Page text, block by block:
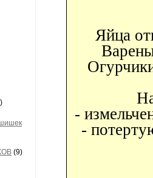
(9)
Яйца
-
-